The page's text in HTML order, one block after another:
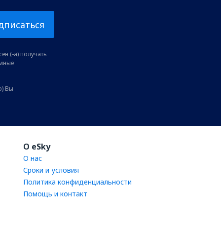
(-а) получать
Вы
O eSky
О нас
Сроки и условия
Политика конфиденциальности
Помощь и контакт